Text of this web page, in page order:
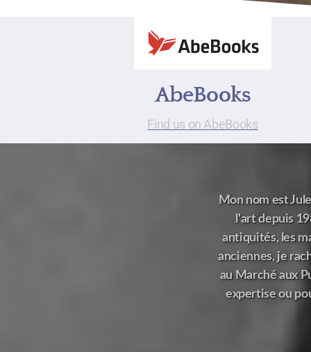
AbeBooks
Find us on AbeBooks
Mon nom est
l'art depuis
antiquités, les
anciennes, je
au Marché aux
expertise ou